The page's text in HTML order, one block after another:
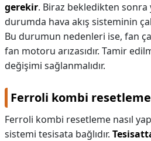
gerekir. Biraz bekledikten sonra
durumda hava akış sisteminin
Bu durumun nedenleri ise, fan
fan motoru arızasıdır. Tamir
değişimi sağlanmalıdır.
Ferroli kombi resetleme
Ferroli kombi resetleme nasıl
sistemi tesisata bağlıdır.